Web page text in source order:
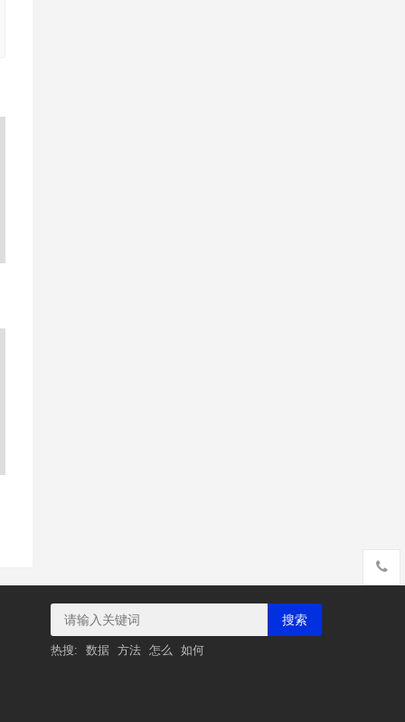
搜索
热搜: 数据 方法 怎么 如何